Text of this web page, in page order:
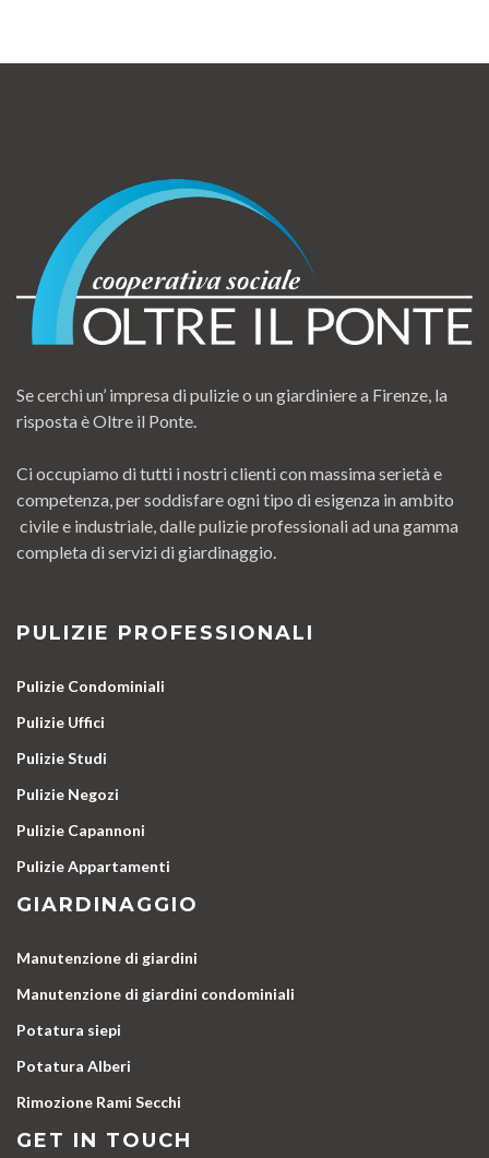
Se cerchi un’ impresa di pulizie o un giardiniere a Firenze, la
risposta è Oltre il Ponte.
Ci occupiamo di tutti i nostri clienti con massima serietà e
competenza, per soddisfare ogni tipo di esigenza in ambito
civile e industriale, dalle pulizie professionali ad una gamma
completa di servizi di giardinaggio.
PULIZIE PROFESSIONALI
Pulizie Condominiali
Pulizie Uffici
Pulizie Studi
Pulizie Negozi
Pulizie Capannoni
Pulizie Appartamenti
GIARDINAGGIO
Manutenzione di giardini
Manutenzione di giardini condominiali
Potatura siepi
Potatura Alberi
Rimozione Rami Secchi
GET IN TOUCH